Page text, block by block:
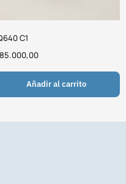
C1
85.000,00
Añadir al carrito